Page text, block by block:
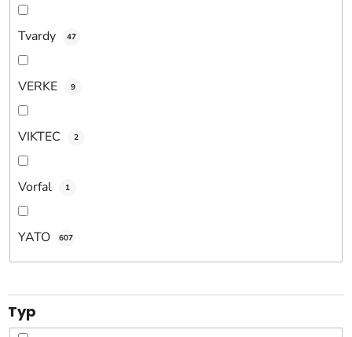
Tvardy 47
VERKE 9
VIKTEC 2
Vorfal 1
YATO 607
Typ